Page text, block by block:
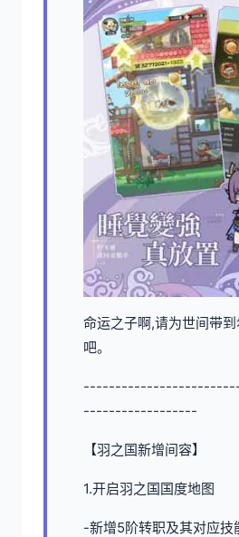
命运之子啊,请为世间带
吧。
------------------
【羽之国新增间容】
1.开启羽之国国度地图
-新增5阶转职及其对应技